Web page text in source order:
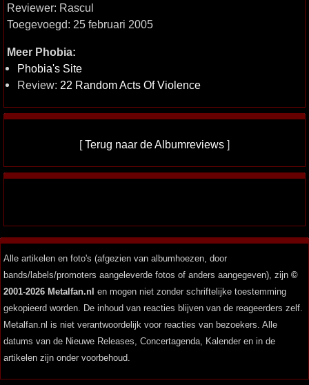
Reviewer: Rascul
Toegevoegd: 25 februari 2005
Meer Phobia:
Phobia's Site
Review: 22 Random Acts Of Violence
[Terug naar de Albumreviews ]
Alle artikelen en foto's (afgezien van albumhoezen, door
bands/labels/promoters aangeleverde fotos of anders aangegeven), zijn ©
2001-2026 Metalfan.nl en mogen niet zonder schriftelijke toestemming
gekopieerd worden. De inhoud van reacties blijven van de reageerders zelf.
Metalfan.nl is niet verantwoordelijk voor reacties van bezoekers. Alle
datums van de Nieuwe Releases, Concertagenda, Kalender en in de
artikelen zijn onder voorbehoud.